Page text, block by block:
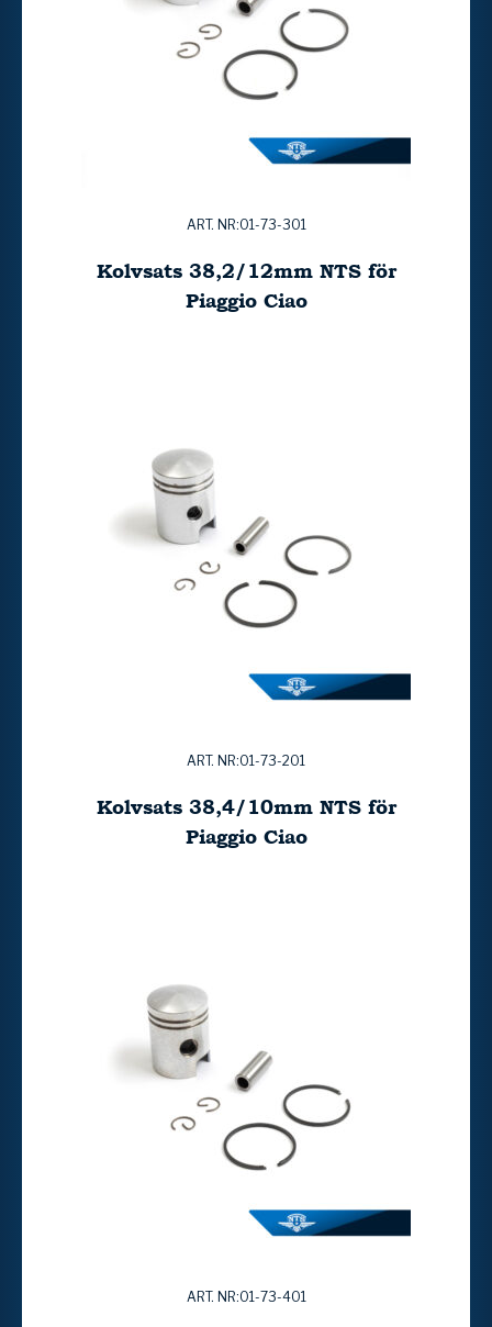
ART. NR:01-73-301
Kolvsats 38,2/12mm NTS för
Piaggio Ciao
ART. NR:01-73-201
Kolvsats 38,4/10mm NTS för
Piaggio Ciao
ART. NR:01-73-401